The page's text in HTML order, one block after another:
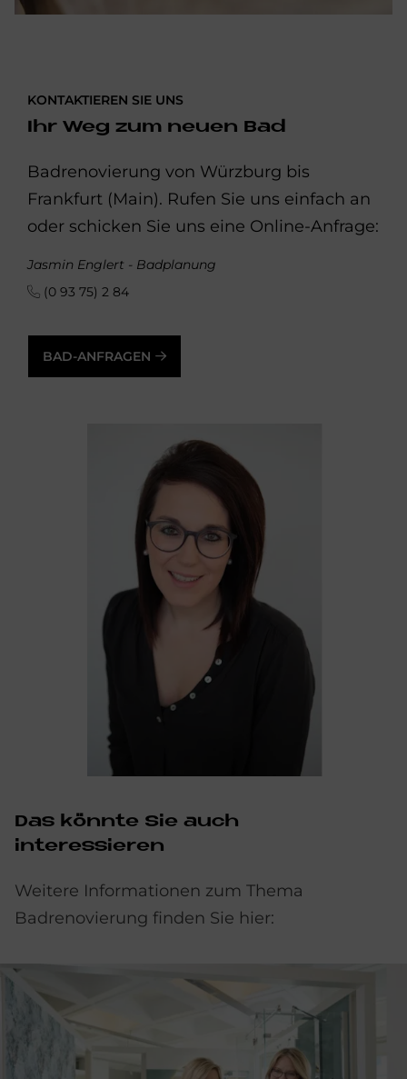
KONTAKTIEREN SIE UNS
Ihr Weg zum neuen Bad
Badrenovierung von Würzburg bis
Frankfurt (Main). Rufen Sie uns einfach an
oder schicken Sie uns eine Online-Anfrage:
Jasmin Englert - Badplanung
(0 93 75) 2 84
BAD-ANFRAGEN
Das könnte Sie auch
interessieren
Weitere Informationen zum Thema
Badrenovierung finden Sie hier: